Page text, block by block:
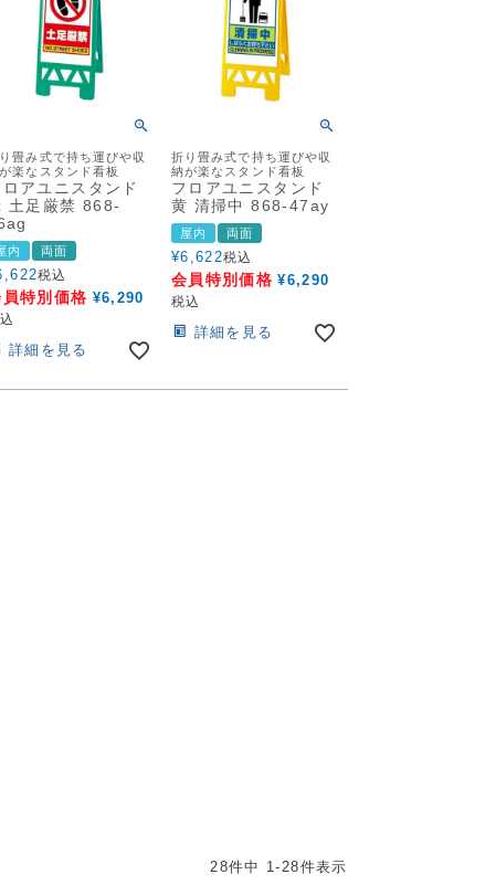
畳み式で持ち運びや収
楽なスタンド看板
ロアユニスタンド
土足厳禁 868-
内 両面
税込
特別価格 ¥6,290
詳細を見る
折り畳み式で持ち運びや収
納が楽なスタンド看板
フロアユニスタンド
黄 清掃中 868-47ay
屋内 両面
¥6,622税込
会員特別価格 ¥6,290
税込
詳細を見る
28件中 1- 28件表示